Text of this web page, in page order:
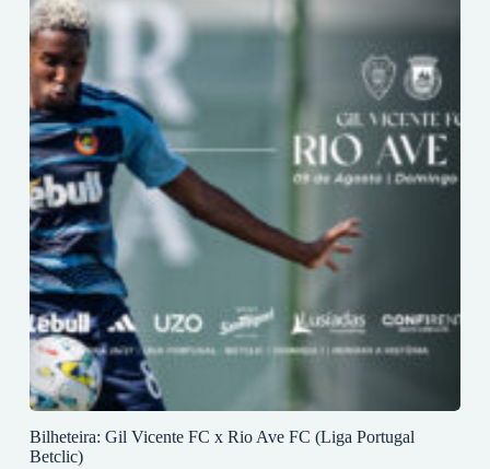
Bilheteira: Gil Vicente FC x Rio Ave FC (Liga Portugal
Betclic)